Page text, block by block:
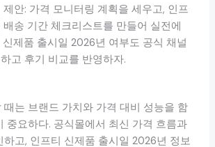
제안: 가격 모니터링 계획을 세우고, 인프
배송 기간 체크리스트를 만들어 실전에
신제품 출시일 2026년 여부도 공식 채널
고 후기 비교를 반영하자.
때는 브랜드 가치와 가격 대비 성능을 함
중요하다. 공식몰에서 최신 가격 흐름과
하고, 인프티 신제품 출시일 2026년 정보